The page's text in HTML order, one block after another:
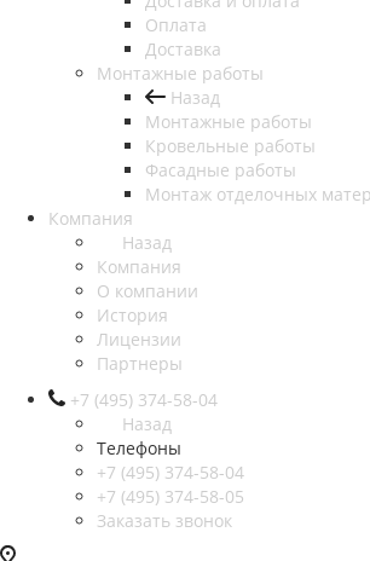
Оплата
Доставка
Монтажные работы
Назад
Монтажные работы
Кровельные работы
Фасадные работы
Монтаж отделочных
Компания
Назад
Компания
О компании
История
Лицензии
Партнеры
+7 (495) 374-58-04
Назад
Телефоны
+7 (495) 374-58-04
+7 (495) 374-58-05
Заказать звонок